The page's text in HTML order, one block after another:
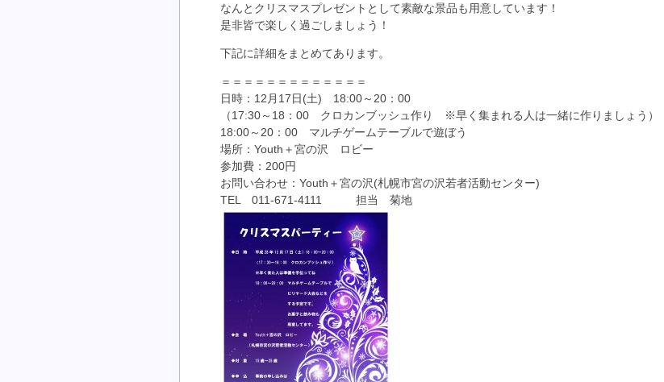
なんとクリスマスプレゼントとして素敵な景品も用意しています！
是非皆で楽しく過ごしましょう！
下記に詳細をまとめてあります。
＝＝＝＝＝＝＝＝＝＝＝＝＝
日時：12月17日(土) 18:00～20：00
（17:30～18：00 クロカンブッシュ作り ※早く集まれる人は一緒に作りましょう）
18:00～20：00 マルチゲームテーブルで遊ぼう
場所：Youth＋宮の沢 ロビー
参加費：200円
お問い合わせ：Youth＋宮の沢(札幌市宮の沢若者活動センター)
TEL 011-671-4111 担当 菊地